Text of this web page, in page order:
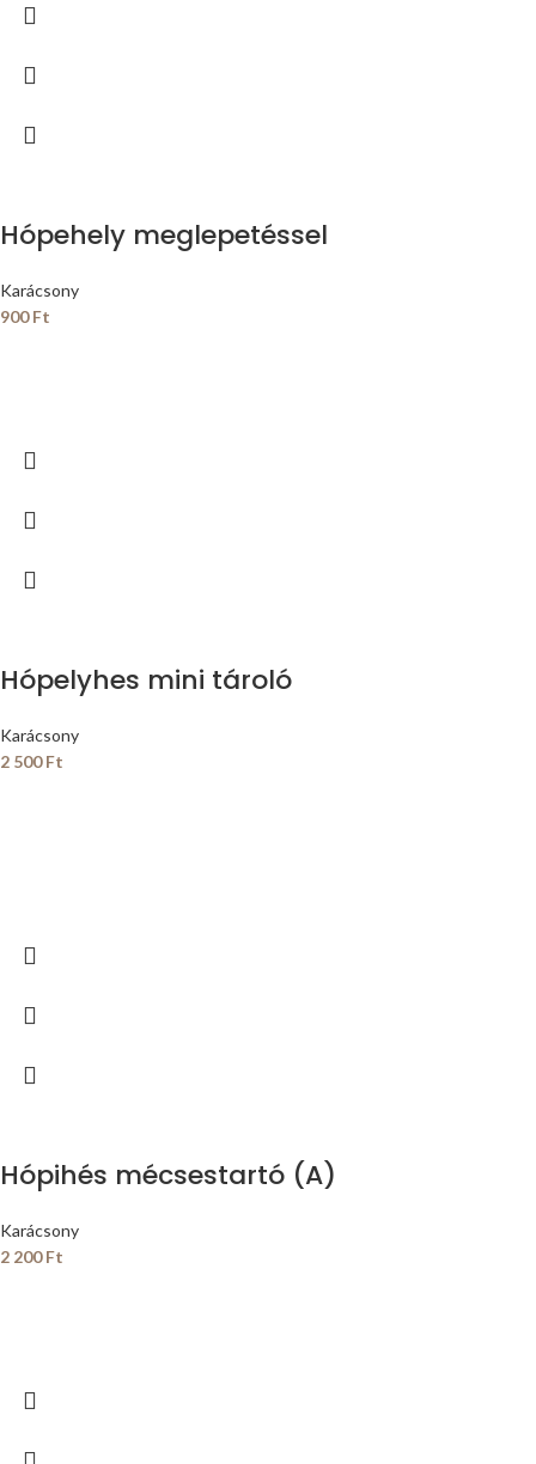
Hópehely meglepetéssel
Karácsony
900Ft
Hópelyhes mini tároló
Karácsony
2 500Ft
Hópihés mécsestartó (A)
Karácsony
2 200Ft